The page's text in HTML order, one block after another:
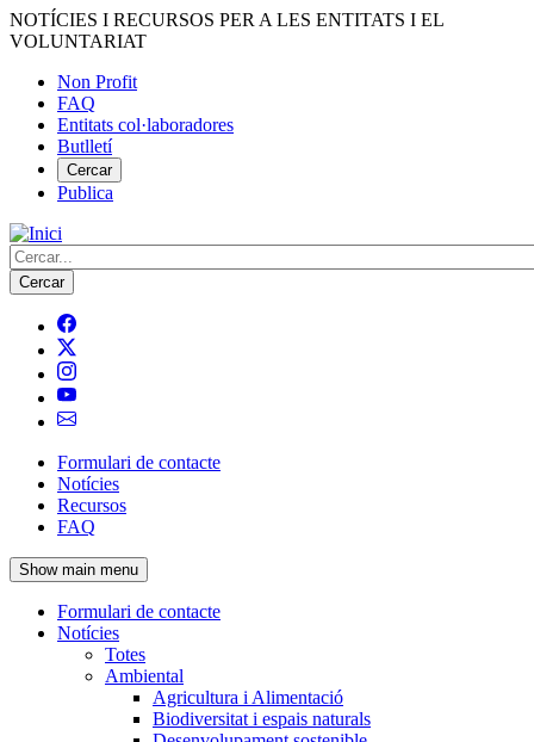
Vés
al
NOTÍCIES I RECURSOS PER A LES ENTITATS I EL
VOLUNTARIAT
Menú
del
compte
d'usuari
Non Profit
FAQ
Entitats col·laboradores
Butlletí
Cercar
Publica
Cerca
Navegació
principal
de
l'encapçalament
Formulari de contacte
Notícies
Recursos
FAQ
Show main menu
Navegació
principal
Formulari de contacte
Notícies
Totes
Ambiental
Agricultura i Alimentació
Biodiversitat i espais naturals